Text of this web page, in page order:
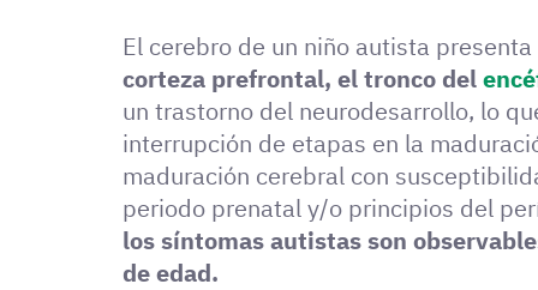
El cerebro de un niño autista presenta
corteza prefrontal, el tronco del
un trastorno del neurodesarrollo, lo
interrupción de etapas en la
maduración cerebral con
periodo prenatal y/o principios del
los síntomas autistas son
de edad.